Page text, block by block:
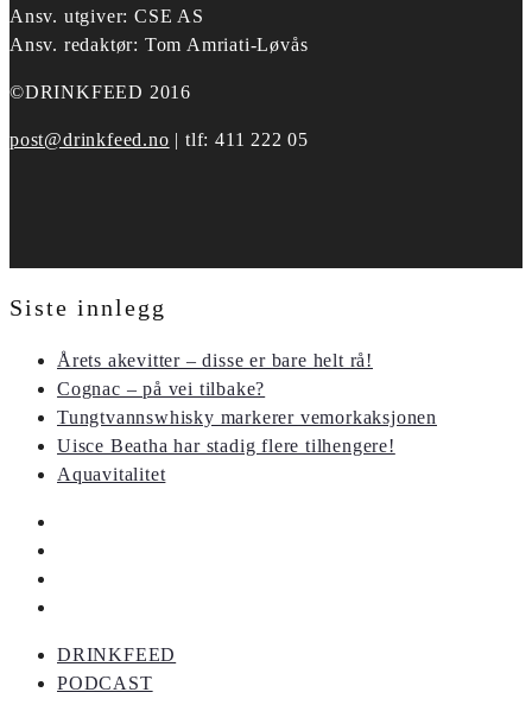
Ansv. utgiver: CSE AS
Ansv. redaktør: Tom Amriati-Løvås
©DRINKFEED 2016
post@drinkfeed.no | tlf: 411 222 05
Siste innlegg
Årets akevitter – disse er bare helt rå!
Cognac – på vei tilbake?
Tungtvannswhisky markerer vemorkaksjonen
Uisce Beatha har stadig flere tilhengere!
Aquavitalitet
DRINKFEED
PODCAST